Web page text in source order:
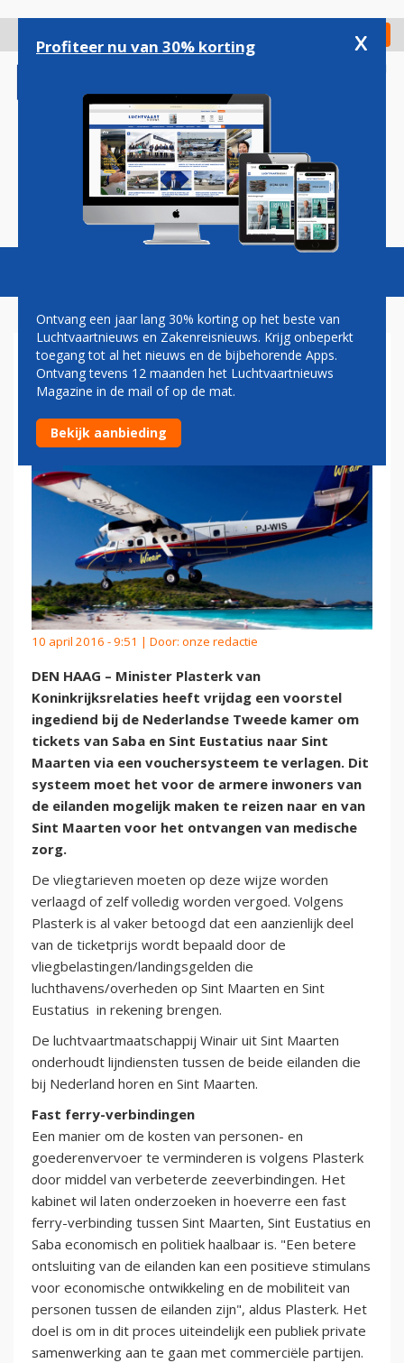
gaan
Check in
Magazine Podcasts Vacatures
KORTING OP VLIEGTICKETS
SINT EUSTATIUS EN SABA
10 april 2016 - 9:51 | Door: onze redactie
DEN HAAG – Minister Plasterk van
Koninkrijksrelaties heeft vrijdag een voorstel
ingediend bij de Nederlandse Tweede kamer om
tickets van Saba en Sint Eustatius naar Sint
Maarten via een vouchersysteem te verlagen. Dit
systeem moet het voor de armere inwoners van
de eilanden mogelijk maken te reizen naar en van
Sint Maarten voor het ontvangen van medische
zorg.
De vliegtarieven moeten op deze wijze worden
verlaagd of zelf volledig worden vergoed. Volgens
Plasterk is al vaker betoogd dat een aanzienlijk deel
van de ticketprijs wordt bepaald door de
vliegbelastingen/landingsgelden die
luchthavens/overheden op Sint Maarten en Sint
Eustatius in rekening brengen.
De luchtvaartmaatschappij Winair uit Sint Maarten
onderhoudt lijndiensten tussen de beide eilanden die
bij Nederland horen en Sint Maarten.
Fast ferry-verbindingen
Een manier om de kosten van personen- en
goederenvervoer te verminderen is volgens Plasterk
door middel van verbeterde zeeverbindingen. Het
kabinet wil laten onderzoeken in hoeverre een fast
ferry-verbinding tussen Sint Maarten, Sint Eustatius en
Saba economisch en politiek haalbaar is. "Een betere
ontsluiting van de eilanden kan een positieve stimulans
voor economische ontwikkeling en de mobiliteit van
personen tussen de eilanden zijn", aldus Plasterk. Het
doel is om in dit proces uiteindelijk een publiek private
samenwerking aan te gaan met commerciële partijen.
Profiteer nu van 30% korting x
Ontvang een jaar lang 30% korting op het beste van
Luchtvaartnieuws en Zakenreisnieuws. Krijg onbeperkt
toegang tot al het nieuws en de bijbehorende Apps.
Ontvang tevens 12 maanden het Luchtvaartnieuws
Magazine in de mail of op de mat.
Bekijk aanbieding